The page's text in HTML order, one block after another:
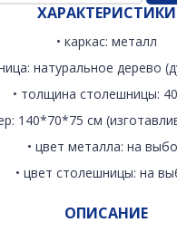
ХАРАКТЕРИСТИКИ
• каркас: металл
натуральное дерево
• толщина столешницы:
140*70*75 см
• цвет металла: на
• цвет столешницы: на
ОПИСАНИЕ